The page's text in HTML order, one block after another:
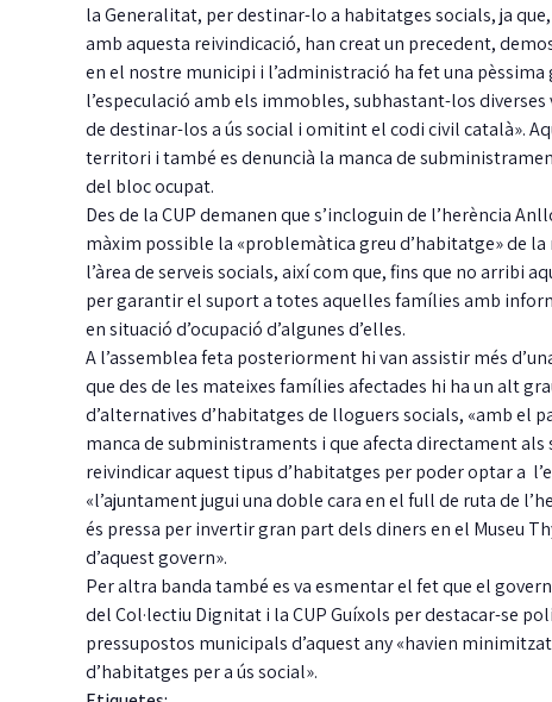
la Generalitat, per destinar-lo a habitatges socials, ja
amb aquesta reivindicació, han creat un precedent,
en el nostre municipi i l’administració ha fet una
l’especulació amb els immobles, subhastant-los
de destinar-los a ús social i omitint el codi civil català».
territori i també es denuncià la manca de
del bloc ocupat.
Des de la CUP demanen que s’incloguin de l’herència
màxim possible la «problemàtica greu d’habitatge» de
l’àrea de serveis socials, així com que, fins que no arribi
per garantir el suport a totes aquelles famílies amb
en situació d’ocupació d’algunes d’elles.
A l’assemblea feta posteriorment hi van assistir més
que des de les mateixes famílies afectades hi ha un alt
d’alternatives d’habitatges de lloguers socials, «amb el
manca de subministraments i que afecta directament als
reivindicar aquest tipus d’habitatges per poder optar a
«l’ajuntament jugui una doble cara en el full de ruta de
és pressa per invertir gran part dels diners en el Museu
d’aquest govern».
Per altra banda també es va esmentar el fet que el
del Col·lectiu Dignitat i la CUP Guíxols per destacar-se
pressupostos municipals d’aquest any «havien
d’habitatges per a ús social».
per
es
Els Mossos
Platja d'Aro